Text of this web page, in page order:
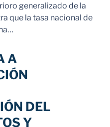
generalizado de la
que la tasa nacional de
A
DEL
Y